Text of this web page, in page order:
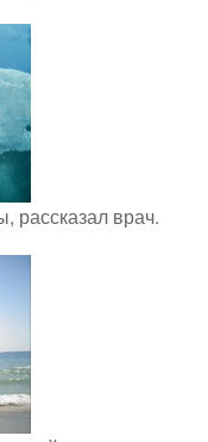
рассказал врач.